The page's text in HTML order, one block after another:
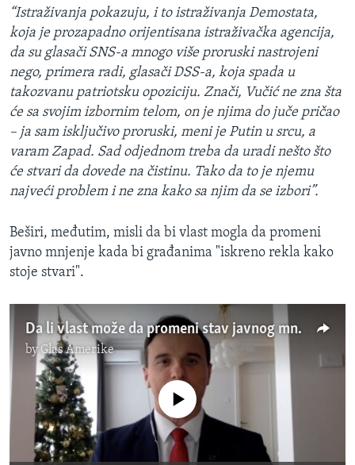
“Istraživanja pokazuju, i to istraživanja Demostata,
koja je prozapadno orijentisana istraživačka agencija,
da su glasači SNS-a mnogo više proruski nastrojeni
nego, primera radi, glasači DSS-a, koja spada u
takozvanu patriotsku opoziciju. Znači, Vučić ne zna šta
će sa svojim izbornim telom, on je njima do juče pričao
– ja sam isključivo proruski, meni je Putin u srcu, a
varam Zapad. Sad odjednom treba da uradi nešto što
će stvari da dovede na čistinu. Tako da to je njemu
najveći problem i ne zna kako sa njim da se izbori”.
Beširi, međutim, misli da bi vlast mogla da promeni
javno mnjenje kada bi građanima "iskreno rekla kako
stoje stvari".
Da li vlast može da promeni stav javnog mnjenja o Rusiji?
by Glas Amerike
No media source currently available